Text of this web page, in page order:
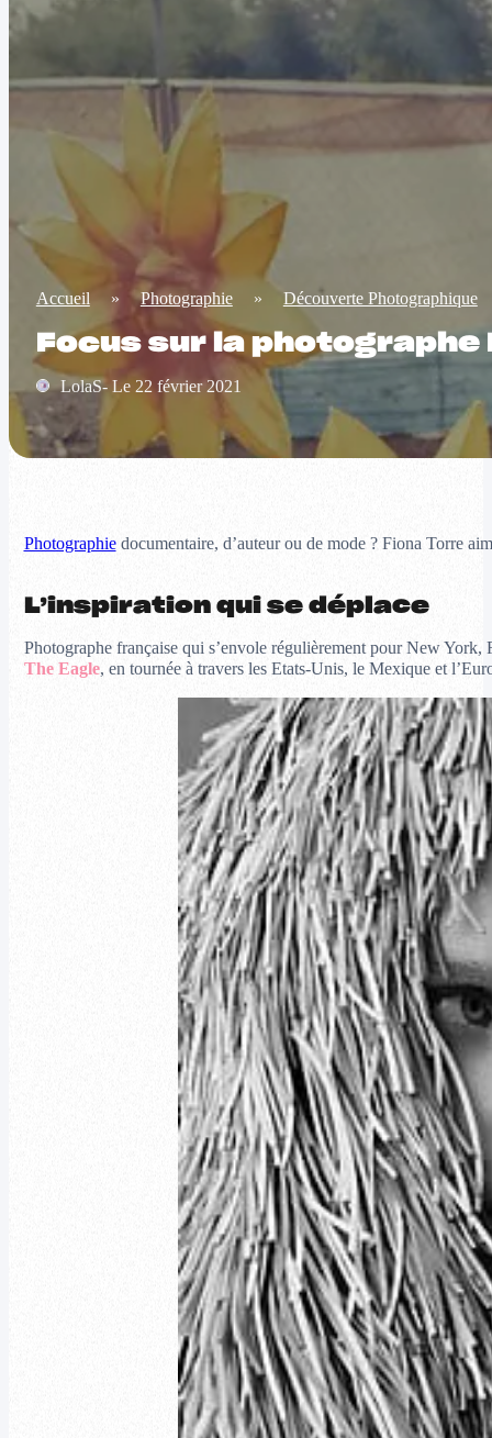
Accueil » Photographie » Découverte Photographique
Focus sur la photographe
LolaS- Le 22 février 2021
Photographiedocumentaire, d’auteur ou de mode ? Fiona Torre
L’inspiration qui se déplace
Photographe française qui s’envole régulièrement pour New
The Eagle, en tournée à travers les Etats-Unis, le Mexique et